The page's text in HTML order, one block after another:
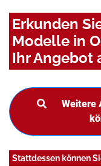
Erkunden
Modelle in
Ihr Angebot
Weitere
Stattdessen können